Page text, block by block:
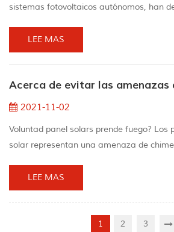
sistemas fotovoltaicos autónomos, han
red pública en estos lugares es una tarea
práctica. Dado que el sistema no está
energía. "Un informe de una encuesta de
LEE MAS
2021-11-02
Voluntad panel solars prende fuego? Los
solar representan una amenaza de
como máximo 1 celebración por cada
lo tanto, es probable que las casas
Cuando se fabrican paneles de energía s...
LEE MAS
1 2 3